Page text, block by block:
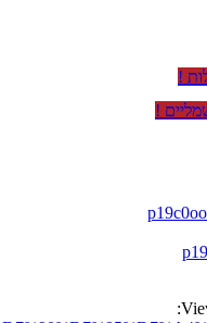
!
!